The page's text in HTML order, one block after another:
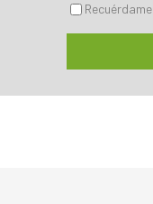
Recuérdame